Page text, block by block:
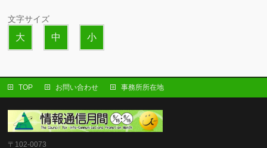
文字サイズ
大 中 小
TOP お問い合わせ 事務所所在地
〒102-0073